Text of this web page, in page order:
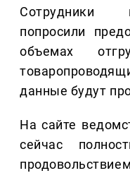
Сотрудники
попросили
объемах
данные будут
На сайте
сейчас